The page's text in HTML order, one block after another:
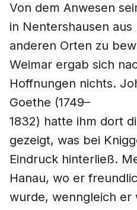
Von dem Anwesen
in Nentershausen
anderen Orten zu
Weimar ergab sich
Hoffnungen nichts.
Goethe (1749–
1832) hatte ihm dort
gezeigt, was bei
Eindruck hinterließ.
Hanau, wo er
wurde, wenngleich er